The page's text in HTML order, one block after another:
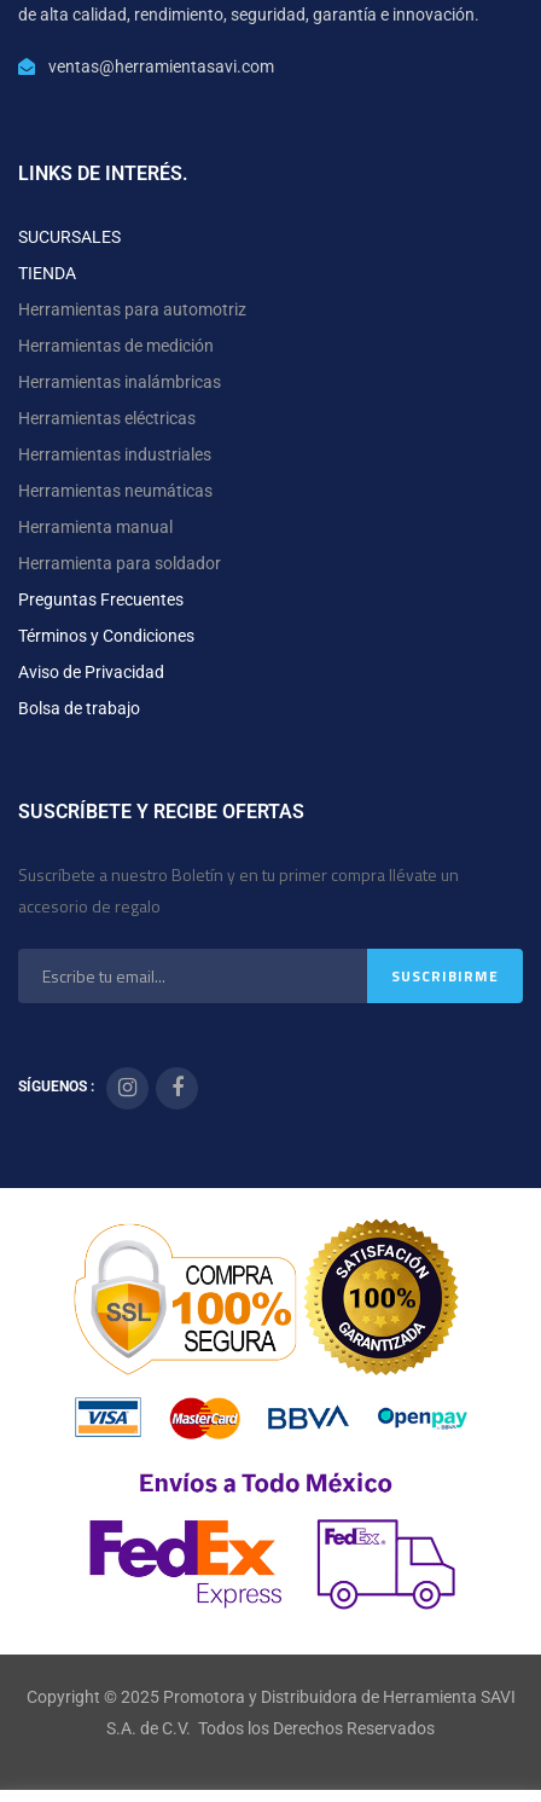
de alta calidad, rendimiento, seguridad, garantía e innovación.
ventas@herramientasavi.com
LINKS DE INTERÉS.
SUCURSALES
TIENDA
Herramientas para automotriz
Herramientas de medición
Herramientas inalámbricas
Herramientas eléctricas
Herramientas industriales
Herramientas neumáticas
Herramienta manual
Herramienta para soldador
Preguntas Frecuentes
Términos y Condiciones
Aviso de Privacidad
Bolsa de trabajo
SUSCRÍBETE Y RECIBE OFERTAS
Suscríbete a nuestro Boletín y en tu primer compra llévate un
accesorio de regalo
SÍGUENOS :
Copyright © 2025 Promotora y Distribuidora de Herramienta SAVI
S.A. de C.V. Todos los Derechos Reservados